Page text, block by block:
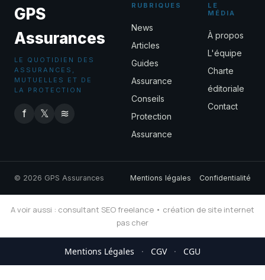
GPS
Assurances
LE QUOTIDIEN DES
ASSURANCES,
MUTUELLES ET DE
LA PROTECTION
f 𝕏 ≋
RUBRIQUES
News
Articles
Guides
Assurance
Conseils
Protection
Assurance
LE
MÉDIA
À propos
L'équipe
Charte
éditoriale
Contact
© 2026 GPS Assurances Mentions légales Confidentialité
A voir aussi : consultant SEO freelance • création de site internet
pas cher
Mentions Légales · CGV · CGU